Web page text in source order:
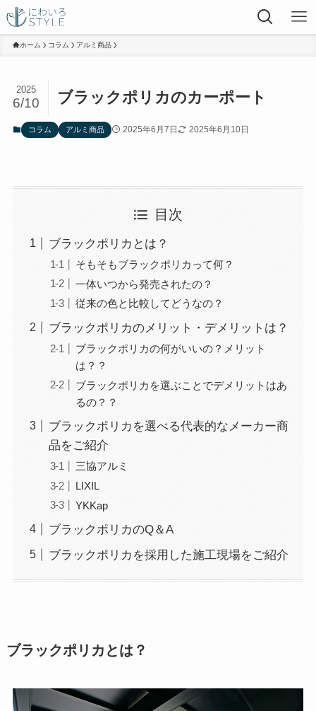
ホーム コラム アルミ商品
ブラックポリカのカーポート
2025
6/10
コラム アルミ商品 2025年6月7日 2025年6月10日
目次
ブラックポリカとは？
そもそもブラックポリカって何？
一体いつから発売されたの？
従来の色と比較してどうなの？
ブラックポリカのメリット・デメリットは？
ブラックポリカの何がいいの？メリット
は？？
ブラックポリカを選ぶことでデメリットはあ
るの？？
ブラックポリカを選べる代表的なメーカー商
品をご紹介
三協アルミ
LIXIL
YKKap
ブラックポリカのQ＆A
ブラックポリカを採用した施工現場をご紹介
ブラックポリカとは？